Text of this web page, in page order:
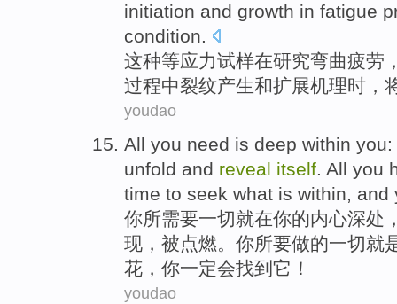
initiation and growth in fatigue
condition.
这种等应力试样在研究弯曲疲劳
过程中裂纹产生和扩展机理时，
youdao
All you need is deep within you:
unfold and reveal itself. All you
time to seek what is within,
你所需要一切就在你的内心深处
现 ， 被点燃。你所要做的一切就
花，你一定会找到 它！
youdao